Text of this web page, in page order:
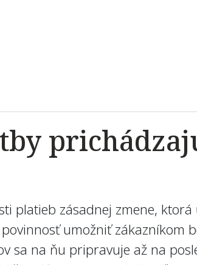
platieb zásadnej zmene,
umožniť zákazníkom
sa na ňu pripravuje až na